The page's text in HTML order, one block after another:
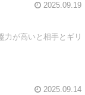
2025.09.19
力が高いと相手とギリ
2025.09.14